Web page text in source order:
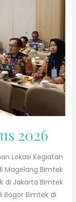
2026
Lokasi Kegiatan
Magelang Bimtek
di Jakarta Bimtek
Bogor Bimtek di